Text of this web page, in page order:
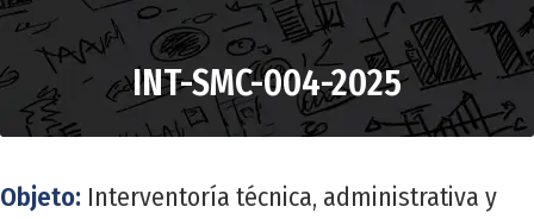
INT-SMC-004-2025
Objeto: Interventoría técnica, administrativa y